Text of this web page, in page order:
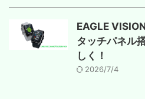
EAGLE
タッチパネル
しく！
2026/7/4